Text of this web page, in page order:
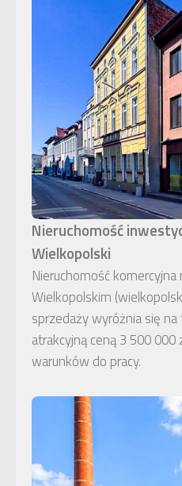
Nieruchomość
Wielkopolski
Nieruchomość
Wielkopolskim
sprzedaży wyróżnia się
atrakcyjną ceną 3 500 000
warunków do pracy.